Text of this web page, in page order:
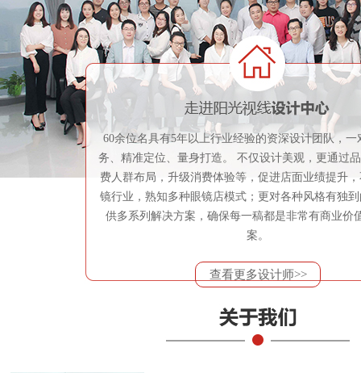
60余位名具有5年以上行业经验的资深设计团队，一
务、精准定位、量身打造。 不仅设计美观，更通过
费人群布局，升级消费体验等，促进店面业绩提升
镜行业，熟知多种眼镜店模式；更对各种风格有独
供多系列解决方案，确保每一稿都是非常有商业价
案。
查看更多设计师>>